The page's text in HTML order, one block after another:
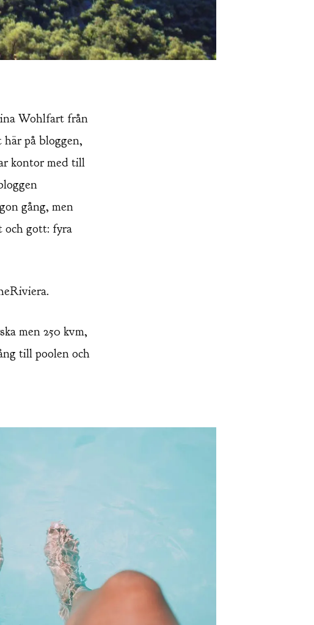
Wohlfart från
på bloggen,
kontor med till
gång, men
och gott: fyra
men 250 kvm,
till poolen och